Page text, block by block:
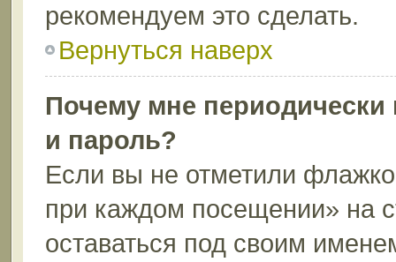
рекомендуем это сделать.
Вернуться наверх
Почему мне
и пароль?
Если вы не отметили
при каждом посещении» на
оставаться под своим